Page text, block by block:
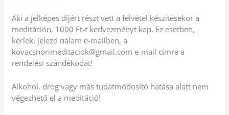
Aki a jelképes díjért részt vett a felvétel készítésekor a
meditáción, 1000 Ft-t kedvezményt kap. Ez esetben,
kérlek, jelezd nálam e-mailben, a
kovacsnorimeditaciok@gmail.com e-mail címre a
rendelési szándékodat!
Alkohol, drog vagy más tudatmódosító hatása alatt nem
végezhető el a meditáció!